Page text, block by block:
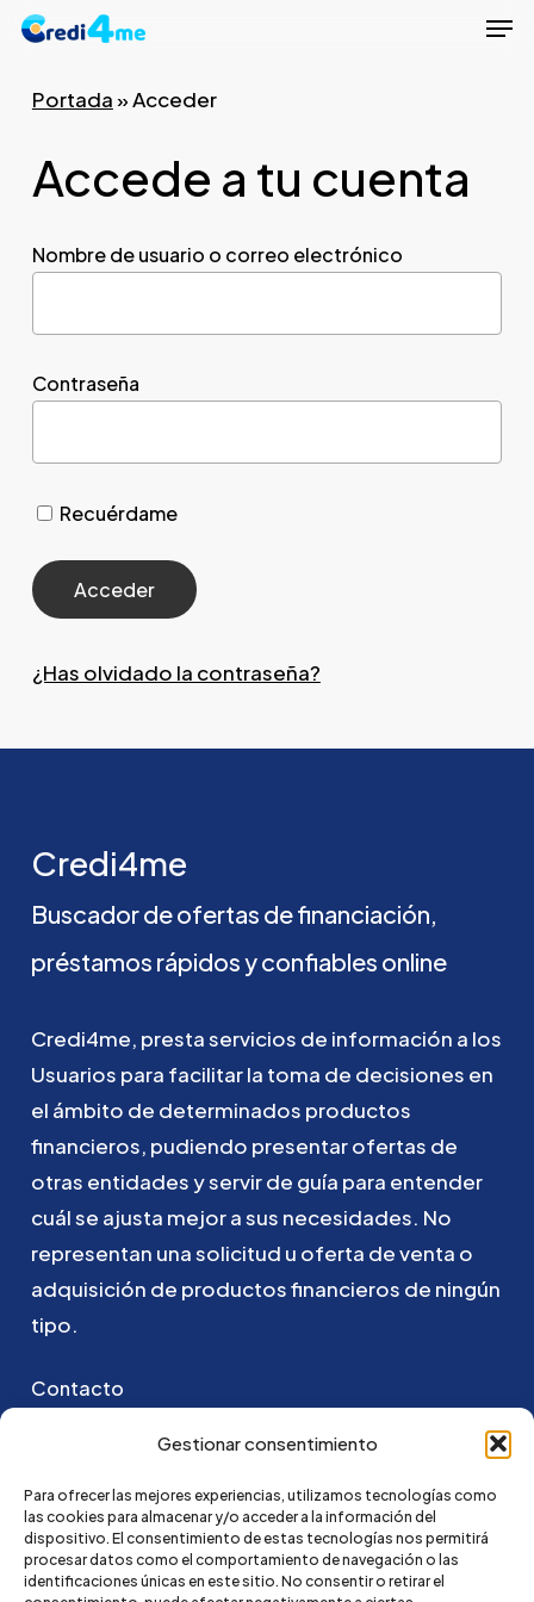
Gestionar consentimiento
Para ofrecer las mejores experiencias, utilizamos tecnologías como
las cookies para almacenar y/o acceder a la información del
dispositivo. El consentimiento de estas tecnologías nos permitirá
procesar datos como el comportamiento de navegación o las
identificaciones únicas en este sitio. No consentir o retirar el
Skip
mainPortada»Acceder
Accede a tu cuenta
Nombre de usuario o correo electrónico
Contraseña
Recuérdame
¿Has olvidado la contraseña?
Credi4me
Buscadordeofertas definanciación,
préstamos rápidosyconfiables online
Credi4me, prestaservicios de información a los
Usuarios para facilitarla toma de decisiones en
el ámbito de determinados productos
financieros, pudiendo presentarofertas de
otras entidadesyservirde guía para entender
cuálse ajusta mejorasus necesidades. No
representan unasolicitud u oferta deventa o
adquisición de productosfinancieros de ningún
tipo.
Contacto
Puedes ponerte en contacto con nosotros
hola@credi4me.com